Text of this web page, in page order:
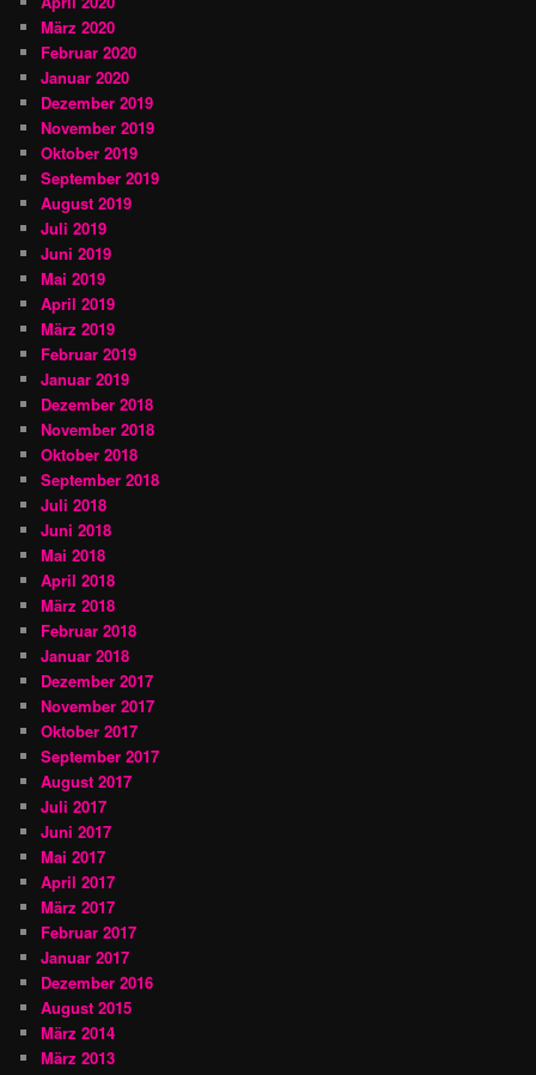
März 2020
Februar 2020
Januar 2020
Dezember 2019
November 2019
Oktober 2019
September 2019
August 2019
Juli 2019
Juni 2019
Mai 2019
April 2019
März 2019
Februar 2019
Januar 2019
Dezember 2018
November 2018
Oktober 2018
September 2018
Juli 2018
Juni 2018
Mai 2018
April 2018
März 2018
Februar 2018
Januar 2018
Dezember 2017
November 2017
Oktober 2017
September 2017
August 2017
Juli 2017
Juni 2017
Mai 2017
April 2017
März 2017
Februar 2017
Januar 2017
Dezember 2016
August 2015
März 2014
März 2013